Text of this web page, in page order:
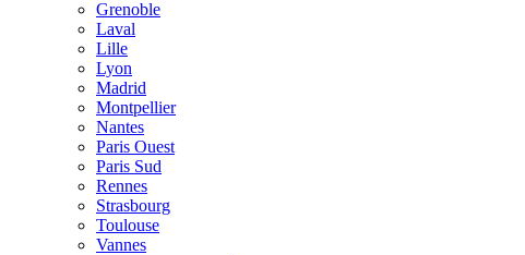
Grenoble
Laval
Lille
Lyon
Madrid
Montpellier
Nantes
Paris Ouest
Paris Sud
Rennes
Strasbourg
Toulouse
Vannes